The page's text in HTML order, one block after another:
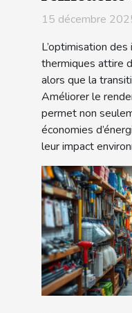
solaires
15 décembre
L’optimisation
thermiques attire
alors que la
Améliorer le
permet non
économies
leur impact